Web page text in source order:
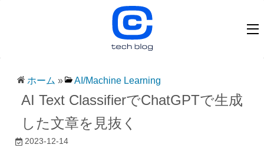
ホーム » AI/Machine Learning
AI Text ClassifierでChatGPTで生成
した文章を見抜く
2023-12-14